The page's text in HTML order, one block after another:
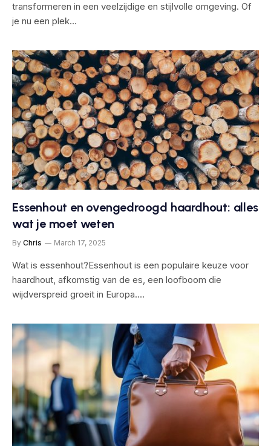
transformeren in een veelzijdige en stijlvolle omgeving. Of
je nu een plek…
Essenhout en ovengedroogd haardhout: alles
wat je moet weten
By Chris March 17, 2025
Wat is essenhout?Essenhout is een populaire keuze voor
haardhout, afkomstig van de es, een loofboom die
wijdverspreid groeit in Europa.…